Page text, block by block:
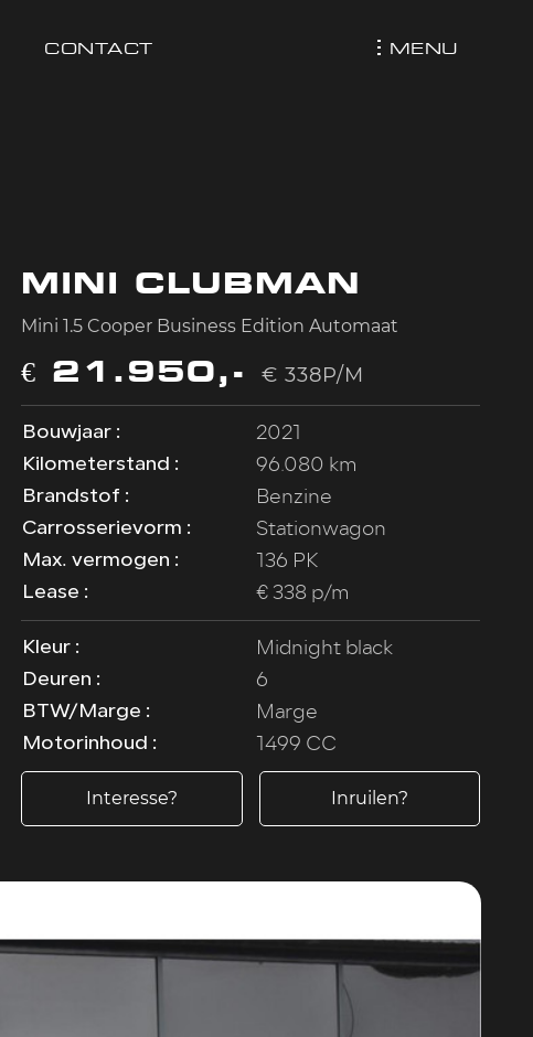
CONTACT MENU
MINI CLUBMAN
Mini 1.5 Cooper Business Edition Automaat
€ 21.950,-€ 338P/M
Bouwjaar : 2021
Kilometerstand : 96.080 km
Brandstof : Benzine
Carrosserievorm : Stationwagon
Max. vermogen : 136 PK
Lease : € 338 p/m
Kleur : Midnight black
Deuren : 6
BTW/Marge : Marge
Motorinhoud : 1499 CC
Interesse? Inruilen?